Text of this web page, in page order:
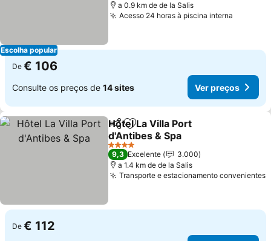
Escolha popular
a 0.9 km de de la Salis
Acesso 24 horas à piscina interna
De € 106
Consulte os preços de 14 sites Ver preços
PartilharAdicionar aos favoritos
Hôtel La Villa Port
d'Antibes & Spa
Ver preços
4 Estrelas
9,3 Excelente
3.000
a 1.4 km de de la Salis
Transporte e estacionamento convenientes
De € 112